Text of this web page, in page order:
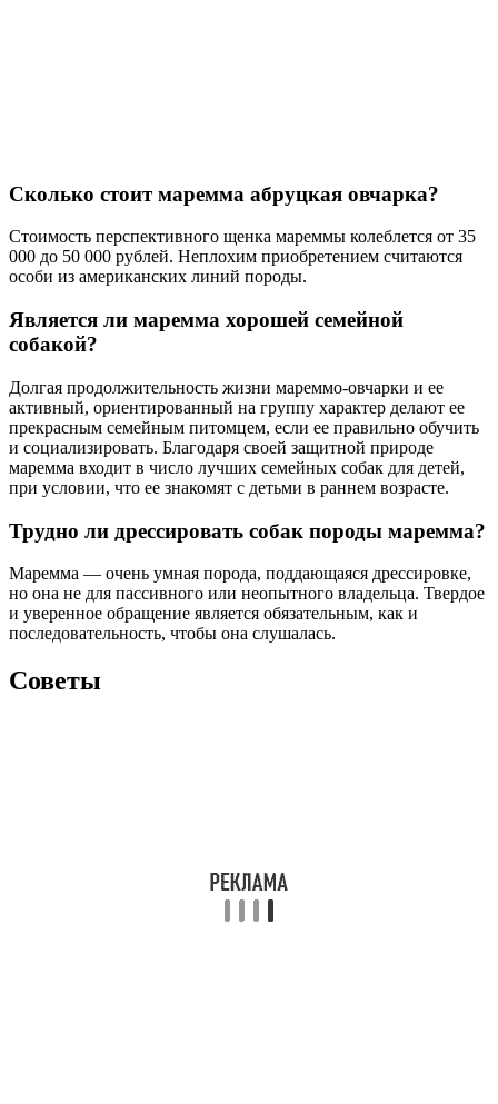
Сколько стоит маремма абруцкая овчарка?
Стоимость перспективного щенка мареммы колеблется от 35
000 до 50 000 рублей. Неплохим приобретением считаются
особи из американских линий породы.
Является ли маремма хорошей семейной
собакой?
Долгая продолжительность жизни мареммо-овчарки и ее
активный, ориентированный на группу характер делают ее
прекрасным семейным питомцем, если ее правильно обучить
и социализировать. Благодаря своей защитной природе
маремма входит в число лучших семейных собак для детей,
при условии, что ее знакомят с детьми в раннем возрасте.
Трудно ли дрессировать собак породы маремма?
Маремма — очень умная порода, поддающаяся дрессировке,
но она не для пассивного или неопытного владельца. Твердое
и уверенное обращение является обязательным, как и
последовательность, чтобы она слушалась.
Советы